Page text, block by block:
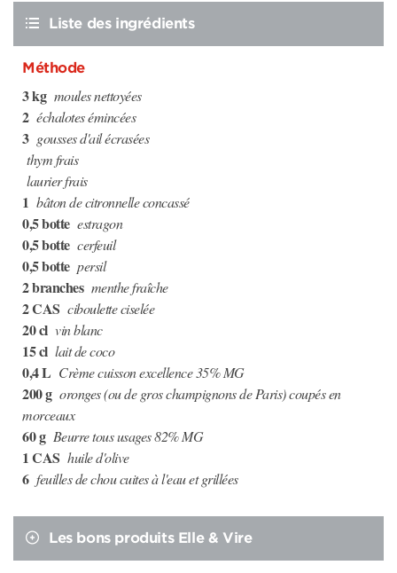
Liste des ingrédients
Méthode
3 kg moules nettoyées
2 échalotes émincées
3 gousses d'ail écrasées
thym frais
laurier frais
1 bâton de citronnelle concassé
0,5 botte estragon
0,5 botte cerfeuil
0,5 botte persil
2 branches menthe fraîche
2 CAS ciboulette ciselée
20 cl vin blanc
15 cl lait de coco
0,4 L Crème cuisson excellence 35% MG
200 g oronges (ou de gros champignons de Paris) coupés en
morceaux
60 g Beurre tous usages 82% MG
1 CAS huile d'olive
6 feuilles de chou cuites à l'eau et grillées
Les bons produits Elle & Vire